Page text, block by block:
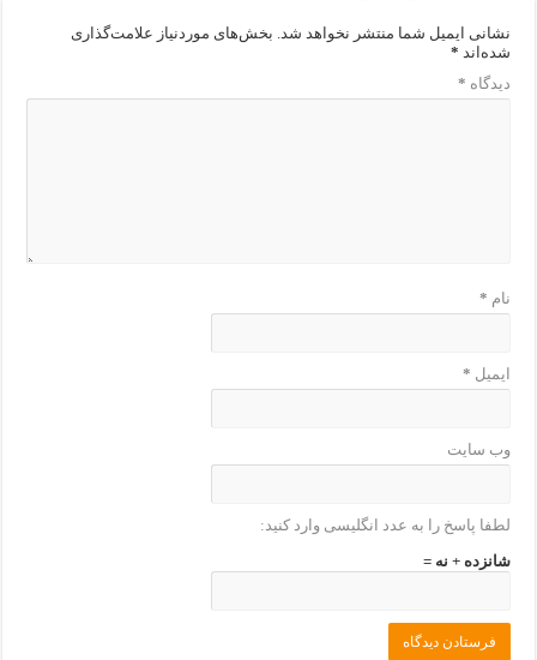
نشانی ایمیل شما منتشر نخواهد شد. بخش‌های موردنیاز علامت‌گذاری
شده‌اند *
دیدگاه *
نام *
ایمیل *
وب‌ سایت
لطفا پاسخ را به عدد انگلیسی وارد کنید:
شانزده + نه =